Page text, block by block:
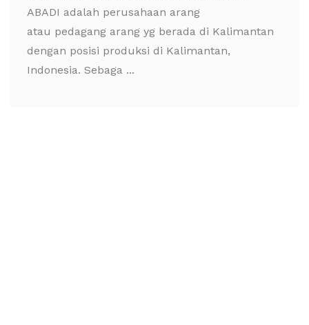
ABADI adalah perusahaan arang
atau pedagang arang yg berada di Kalimantan
dengan posisi produksi di Kalimantan,
Indonesia. Sebaga ...